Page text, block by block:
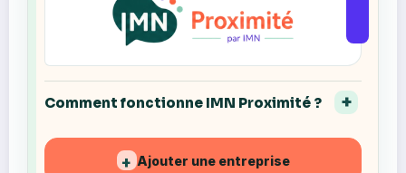
Comment fonctionne IMN Proximité ?
+ Ajouter une entreprise